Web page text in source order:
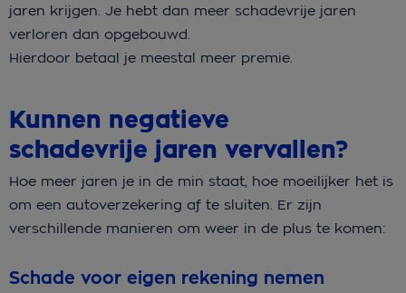
jaren krijgen. Je hebt dan meer schadevrije jaren
verloren dan opgebouwd.
Hierdoor betaal je meestal meer premie.
Kunnen negatieve
schadevrije jaren vervallen?
Hoe meer jaren je in de min staat, hoe moeilijker het is
om een autoverzekering af te sluiten. Er zijn
verschillende manieren om weer in de plus te komen:
Schade voor eigen rekening nemen